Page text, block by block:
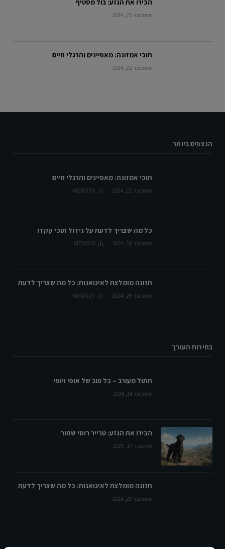
הכירו את הגזע: בול מסטיף
ספטמבר 25, 2024
תוכי אמזונה: מאפיינים והרגלי חיים
ספטמבר 22, 2024
הנצפים ביותר
תוכי אמזונה: מאפיינים והרגלי חיים
ספטמבר 22, 2024 56
VIEWS
כל מה שצריך לדעת על גידול תוכי קקדו
ספטמבר 18, 2024 30
VIEWS
תזונה מומלצת לאיגואנות: כל מה שצריך לדעת
ספטמבר 29, 2024 27
VIEWS
בחירות העורך
חתול מעורב – כל טוב של אופי ויופי
ספטמבר 14, 2024
הכירו את הגזע: טרייר רוסי שחור
אוקטובר 17, 2025
תזונה מומלצת לאיגואנות: כל מה שצריך לדעת
ספטמבר 29, 2024